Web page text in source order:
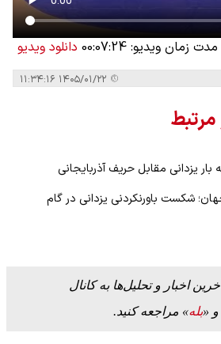
مدت زمان ویدیو: 00:07:24 دانلود ویدیو
مرتبط
یزدانی مقابل حریف آذربایجانی
شکست باورنکردنی یزدانی در گام
اخبار و تحلیل‌ها به کانال
و «بله» مراجعه کنید.